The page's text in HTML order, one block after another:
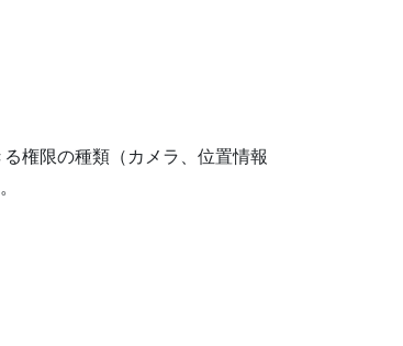
権限の種類（カメラ、位置情報